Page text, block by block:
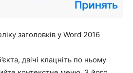
заголовків у Word 2016
двічі клацніть по ньому